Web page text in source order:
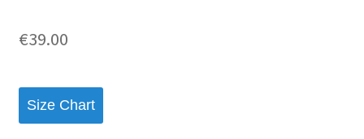
€39.00
Size Chart